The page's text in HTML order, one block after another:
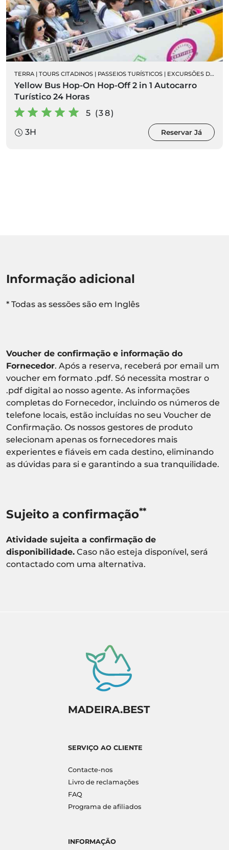
TERRA | TOURS CITADINOS | PASSEIOS TURÍSTICOS | EXCURSÕES DE AUTOCARRO
Yellow Bus Hop-On Hop-Off 2 in 1 Autocarro
Turístico 24 Horas
5 (38)
3H
Reservar Já
Informação adicional
* Todas as sessões são em Inglês
Voucher de confirmação e informação do
Fornecedor. Após a reserva, receberá por email um
voucher em formato .pdf. Só necessita mostrar o
.pdf digital ao nosso agente. As informações
completas do Fornecedor, incluindo os números de
telefone locais, estão incluídas no seu Voucher de
Confirmação. Os nossos gestores de produto
selecionam apenas os fornecedores mais
experientes e fiáveis em cada destino, eliminando
as dúvidas para si e garantindo a sua tranquilidade.
Sujeito a confirmação**
Atividade sujeita a confirmação de
disponibilidade. Caso não esteja disponível, será
contactado com uma alternativa.
MADEIRA.BEST
SERVIÇO AO CLIENTE
Contacte-nos
Livro de reclamações
FAQ
Programa de afiliados
INFORMAÇÃO